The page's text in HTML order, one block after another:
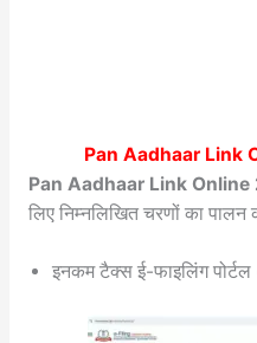
Pan Aadhaar Link
Pan Aadhaar Link Online
लिए निम्नलिखित चरणों का पालन
इनकम टैक्स ई-फाइलिंग